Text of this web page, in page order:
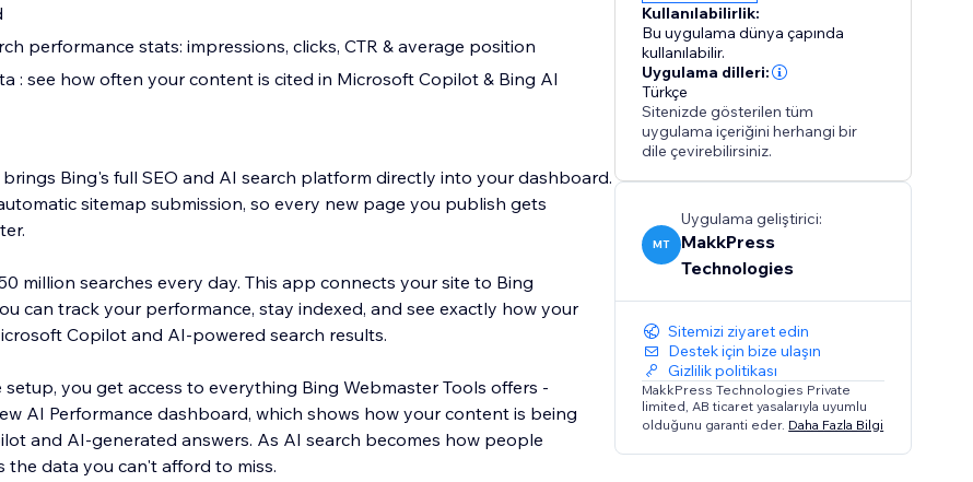
performance stats: impressions, clicks, CTR & average position
: see how often your content is cited in Microsoft Copilot & Bing AI
Bing's full SEO and AI search platform directly into your dashboard.
sitemap submission, so every new page you publish gets
million searches every day. This app connects your site to Bing
can track your performance, stay indexed, and see exactly how your
Copilot and AI-powered search results.
you get access to everything Bing Webmaster Tools offers -
AI Performance dashboard, which shows how your content is being
and AI-generated answers. As AI search becomes how people
the data you can't afford to miss.
Kullanılabilirlik:
Bu uygulama dünya çapında
kullanılabilir.
Uygulama dilleri:
Türkçe
Sitenizde gösterilen tüm
uygulama içeriğini herhangi bir
dile çevirebilirsiniz.
MT
Uygulama geliştirici:
MakkPress
Technologies
Sitemizi ziyaret edin
Destek için bize ulaşın
Gizlilik politikası
MakkPress Technologies Private
limited, AB ticaret yasalarıyla uyumlu
olduğunu garanti eder. Daha Fazla Bilgi